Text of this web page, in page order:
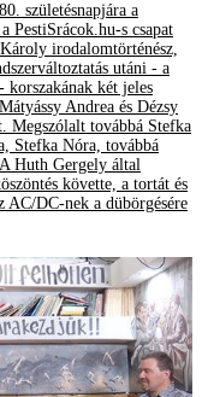
születésnapjára a
PestiSrácok.hu-s csapat
irodalomtörténész,
utáni - a
két jeles
Andrea és Dézsy
Megszólalt továbbá Stefka
Stefka Nóra, továbbá
Huth Gergely által
követte, a tortát és
AC/DC-nek a dübörgésére